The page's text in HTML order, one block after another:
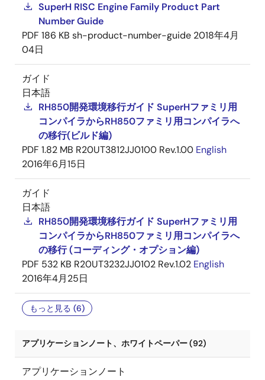
SuperH RISC Engine Family Product Part
Number Guide
PDF 186 KB sh-product-number-guide 2018年4月
04日
ガイド
日本語
RH850開発環境移行ガイド SuperHファミリ用
コンパイラからRH850ファミリ用コンパイラへ
の移行(ビルド編)
PDF 1.82 MB R20UT3812JJ0100 Rev.1.00 English
2016年6月15日
ガイド
日本語
RH850開発環境移行ガイド SuperHファミリ用
コンパイラからRH850ファミリ用コンパイラへ
の移行 (コーディング・オプション編)
PDF 532 KB R20UT3232JJ0102 Rev.1.02 English
2016年4月25日
もっと見る (6)
アプリケーションノート、ホワイトペーパー (92)
アプリケーションノート